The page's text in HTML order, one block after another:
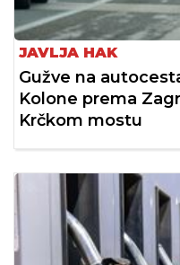
JAVLJA HAK
Gužve na
Kolone prema
Krčkom mostu